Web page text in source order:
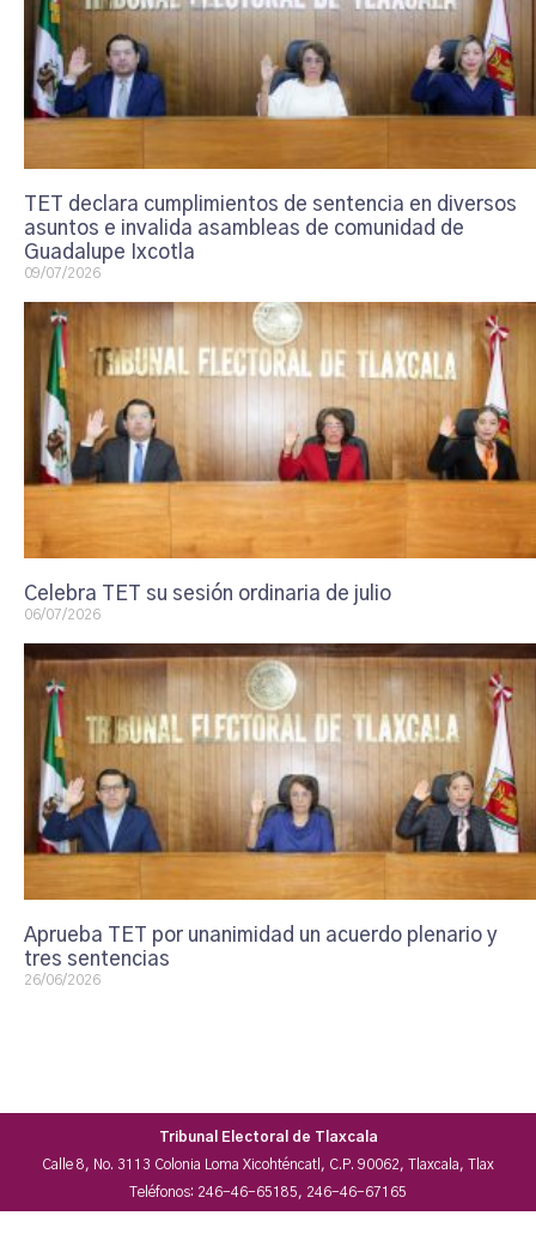
TET declara cumplimientos de sentencia en diversos
asuntos e invalida asambleas de comunidad de
Guadalupe Ixcotla
09/07/2026
Celebra TET su sesión ordinaria de julio
06/07/2026
Aprueba TET por unanimidad un acuerdo plenario y
tres sentencias
26/06/2026
Tribunal Electoral de Tlaxcala
Calle 8, No. 3113 Colonia Loma Xicohténcatl, C.P. 90062, Tlaxcala, Tlax
Teléfonos: 246-46-65185, 246-46-67165